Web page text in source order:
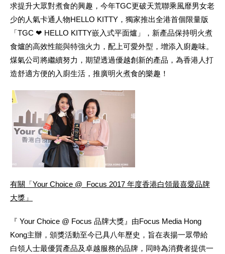
求提升大眾對煮食的興趣，今年TGC更破天荒聯乘風靡男女老
少的人氣卡通人物HELLO KITTY，獨家推出全港首個限量版
「TGC ❤ HELLO KITTY嵌入式平面爐」，新產品保持明火煮
食爐的高效性能與特強火力，配上可愛外型，增添入廚趣味。
煤氣公司將繼續努力，期望透過優越創新的產品，為香港人打
造舒適方便的入廚生活，推廣明火煮食的樂趣！
有關「Your Choice @ Focus 2017 年度香港白領最喜愛品牌
大獎」
『 Your Choice @ Focus 品牌大獎』由Focus Media Hong
Kong主辦，頒獎活動至今已具八年歷史，旨在表揚一眾帶給
白領人士最優質產品及卓越服務的品牌，同時為消費者提供一